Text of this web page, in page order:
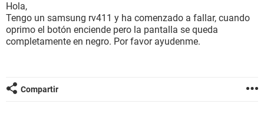
Hola,
Tengo un samsung rv411 y ha comenzado a fallar, cuando
oprimo el botón enciende pero la pantalla se queda
completamente en negro. Por favor ayudenme.
Compartir